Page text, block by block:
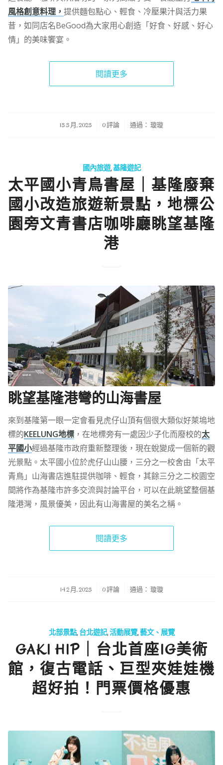
風格創意料理， 提供麵包點心、輕食、冷壓果汁與活力果
昔，如同店名BeGood為大家用心創造「好食、好感、好心
情」的美味饗宴。
閱讀更多
13 3 月, 2023
/ 0 評論 通過： 璇璇
國內旅遊,基隆遊記
太平國小青鳥書屋｜基隆廢棄
國小改造旅遊新景點，地標公
園旁文青書店咖啡廳眺望基隆
港
眺望基隆港彎的山海書屋
來到基隆第一眼一定會看見虎仔山頂有個很大類似好萊塢地
標的KEELUNG地標，在地標旁有一處因少子化而廢校的太
平國小經過基隆市政府重新整理後，現在蛻變成一個新的觀
光景點。太平國小位於虎仔山山腰，三分之一校舍由「太平
青鳥」山海書店進駐提供咖啡、輕食，其餘三分之二校園空
間將作為基隆市許多交流與討論平台，可以在此眺望整個基
隆港灣，風景優美，因此有山海書屋的美名之稱。
閱讀更多
14 2 月, 2023
/ 0 評論 通過： 璇璇
北部景點,台北遊記,活動展覽,藝文、展覽
GAKI HIP｜台北首座IG美術
館，復古電話、巨型夾娃娃機
超好拍！門票價格優惠